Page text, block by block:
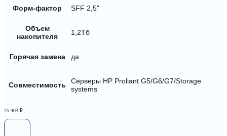
Форм-фактор SFF 2,5"
Объем
накопителя
1,2Тб
Горячая замена да
Совместимость
Серверы HP Proliant G5/G6/G7/Storage
systems
25 403 ₽